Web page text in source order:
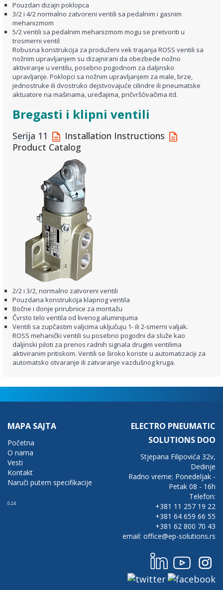
Pouzdan dizajn poklopca
3/2 i 4/2 normalno zatvoreni ventili sa pedalnim i gasnim
mehanizmom
5/2 ventili sa pedalnim mehanizmom mogu se pretvoriti u
trosmerni ventil
Robusna konstrukcija za produženi vek trajanja ROSS ventili sa
nožnim upravljanjem su dizajnirani da obezbede nožno
aktiviranje u ventilu, posebno pogodnom za daljinsko
upravljanje. Poklopci sa nožnim upravljanjem za male, brze,
jednostruke ili dvostruko dejstvovajuće cilindre ili pneumatske
aktuatore na mašinama, uređajima, pričvršćivačima itd.
Bregasti i klipni ventili
Serija 11
Installation Instructions
Product Catalog
2/2 i 3/2, normalno zatvoreni ventili
Pouzdana konstrukcija klapnog ventila
Bočne i donje prirubnice za montažu
Čvrsto telo ventila od livenog aluminijuma
Ventili sa zupčastim valjcima uključuju 1- ili 2-smerni valjak.
ROSS mehanički ventili su posebno pogodni da služe kao
daljinski piloti za prenos radnih signala drugim ventilima
aktiviranim pritiskom. Ventili se široko koriste u automatizaciji za
automatsko otvaranje ili zatvaranje vazdušnog kruga.
MAPA SAJTA
Početna
O nama
Vesti
Kontakt
Naruči putem specifikacije
0.24
ELECTRO PNEUMATIC
SOLUTIONS DOO
Stjepana Filipovića 32v,
Dedinje
Radno vreme: Ponedeljak -
Petak 08 - 16h
Telefon:
+381 11 257 19 22
+381 64 659 66 55
+381 62 800 70 43
email: office@ep-solutions.rs